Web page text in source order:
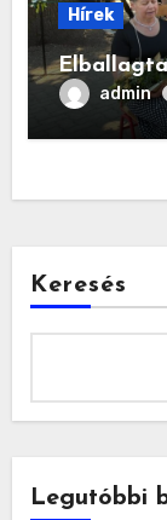
Hírek
admin
Keresés
Legutóbbi